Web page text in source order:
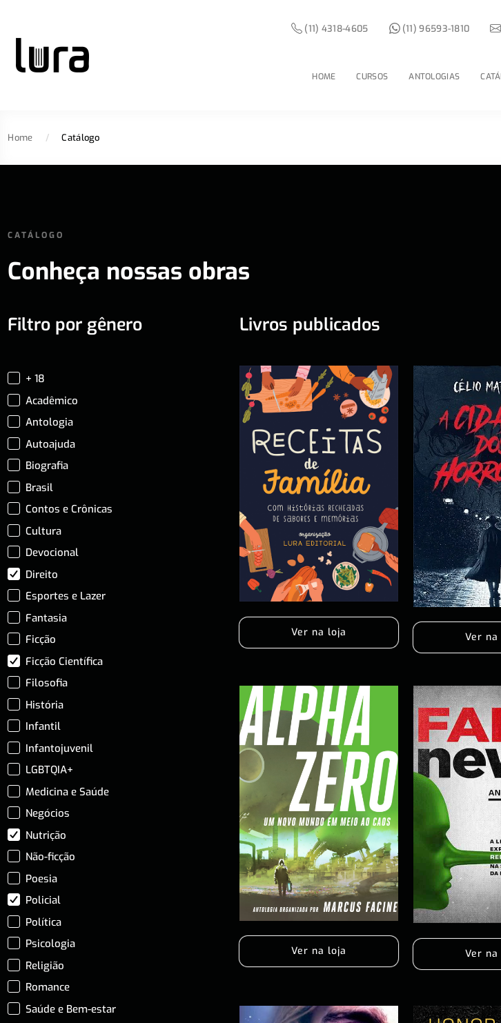
HOME CURSOS ANTOLOGIAS
(11) 4318-4605 (11) 96593-1810
Home / Catálogo
CATÁLOGO
Conheça nossas obras
Filtro por gênero
+ 18
Acadêmico
Antologia
Autoajuda
Biografia
Brasil
Contos e Crônicas
Cultura
Devocional
Direito
Esportes e Lazer
Fantasia
Ficção
Ficção Científica
Filosofia
História
Infantil
Infantojuvenil
LGBTQIA+
Medicina e Saúde
Negócios
Nutrição
Não-ficção
Poesia
Policial
Política
Psicologia
Religião
Romance
Saúde e Bem-estar
Livros publicados
Ver na loja Ver na
Ver na loja Ver na